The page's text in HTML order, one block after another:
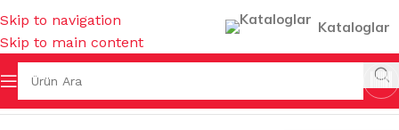
Skip to navigation
Skip to main content
Kataloglar
Ana Sayfa TEMİZLİK FIRÇALARI & GIRGIRLAR